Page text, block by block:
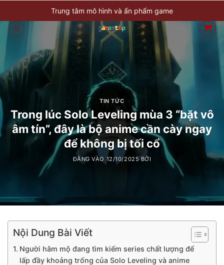
qua
nội
Trung tâm mô hình và ấn phẩm game
TIN TỨC
Trong lúc Solo Leveling mùa 3 “bặt vô
âm tín”, đây là bộ anime cần cày ngay
để không bị tối cổ
ĐĂNG VÀO 12/10/2025 BỞI
Nội Dung Bài Viết
Người hâm mộ đang tìm kiếm series chất lượng để
lấp đầy khoảng trống của Solo Leveling và anime